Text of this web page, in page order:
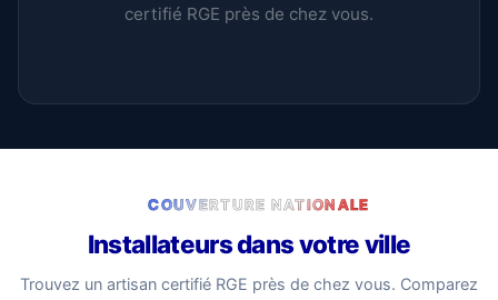
certifié RGE près de chez vous.
COUVERTURE NATIONALE
Installateurs dans votre ville
Trouvez un artisan certifié RGE près de chez vous. Comparez